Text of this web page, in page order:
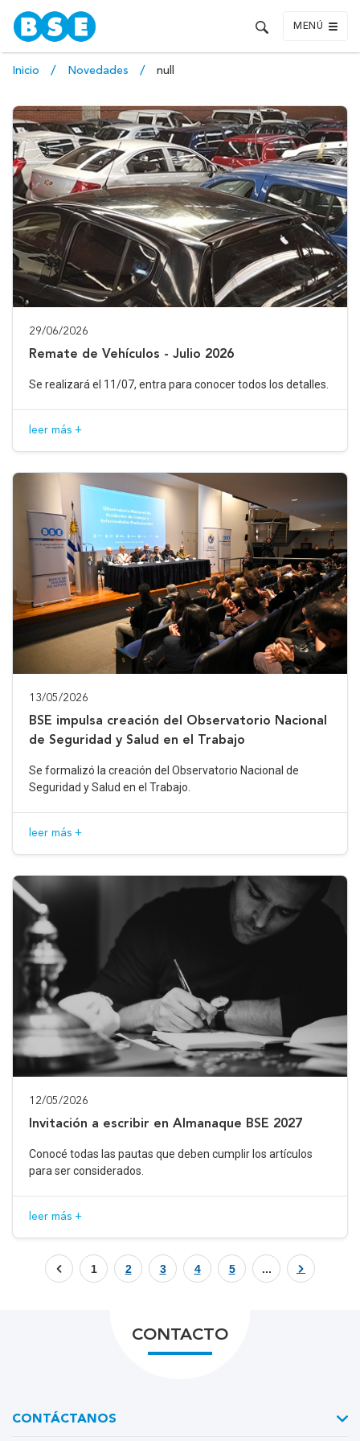
MENÚ
Inicio Novedades null
29/06/2026
Remate de Vehículos - Julio 2026
Se realizará el 11/07, entra para conocer todos los detalles.
leer más +
13/05/2026
BSE impulsa creación del Observatorio Nacional
de Seguridad y Salud en el Trabajo
Se formalizó la creación del Observatorio Nacional de
Seguridad y Salud en el Trabajo.
leer más +
12/05/2026
Invitación a escribir en Almanaque BSE 2027
Conocé todas las pautas que deben cumplir los artículos
para ser considerados.
leer más +
1 2 3 4 5 ...
CONTACTO
CONTÁCTANOS